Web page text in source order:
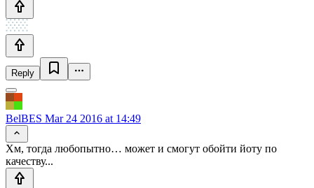
Reply
BelBES Mar 24 2016 at 14:49
Хм, тогда любопытно… может и смогут обойти йоту по
качеству...